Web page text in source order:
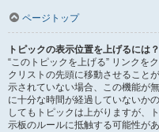
ページトップ
トピックの表示位置を上げるには？
“このトピックを上げる” リンクを
クリストの先頭に移動させること
示されていない場合、この機能が
に十分な時間が経過していないか
してもトピックは上がりますが、
示板のルールに抵触する可能性が